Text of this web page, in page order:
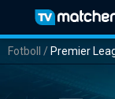
Fotboll / Premier